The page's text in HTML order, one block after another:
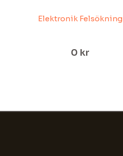
Elektronik Felsökning
0 kr